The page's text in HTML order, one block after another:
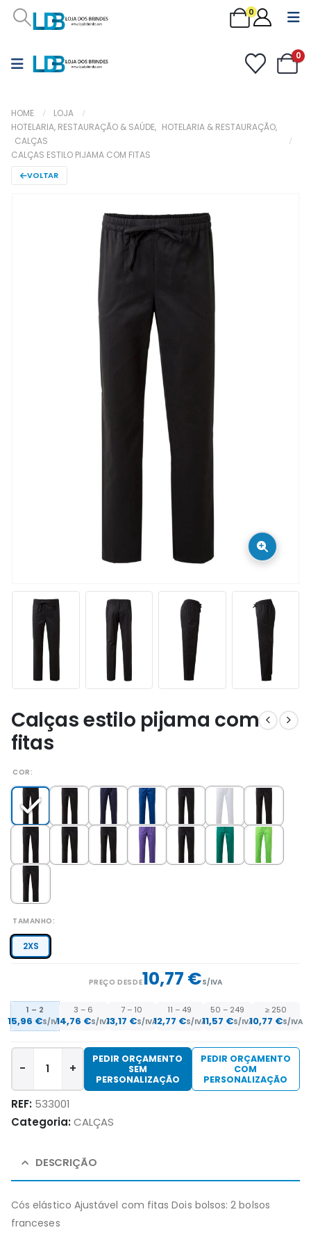
0
0
HOME
LOJA
HOTELARIA, RESTAURAÇÃO & SAÚDE, HOTELARIA & RESTAURAÇÃO,
CALÇAS
CALÇAS ESTILO PIJAMA COM FITAS
VOLTAR
Calças estilo pijama com
fitas
COR
TAMANHO
2XS
PREÇO DESDE10,77 €S/IVA
1 – 2
15,96 €S/IVA
3 – 6
14,76 €S/IVA
7 – 10
13,17 €S/IVA
11 – 49
12,77 €S/IVA
50 – 249
11,57 €S/IVA
≥ 250
10,77 €S/IVA
- +
PEDIR ORÇAMENTO
SEM
PERSONALIZAÇÃO
PEDIR ORÇAMENTO
COM
PERSONALIZAÇÃO
REF: 533001
Categoria:CALÇAS
DESCRIÇÃO
Cós elástico Ajustável com fitas Dois bolsos: 2 bolsos
franceses